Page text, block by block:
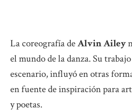
La coreografía deAlvin Ailey
el mundo de la danza. Su
escenario, influyó en otras
en fuente de inspiración para
y poetas.